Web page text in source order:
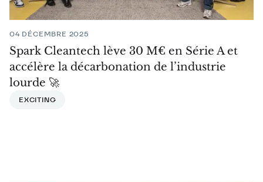
04 DÉCEMBRE 2025
Spark Cleantech lève 30 M€ en Série A et
accélère la décarbonation de l’industrie
lourde 🚀
EXCITING